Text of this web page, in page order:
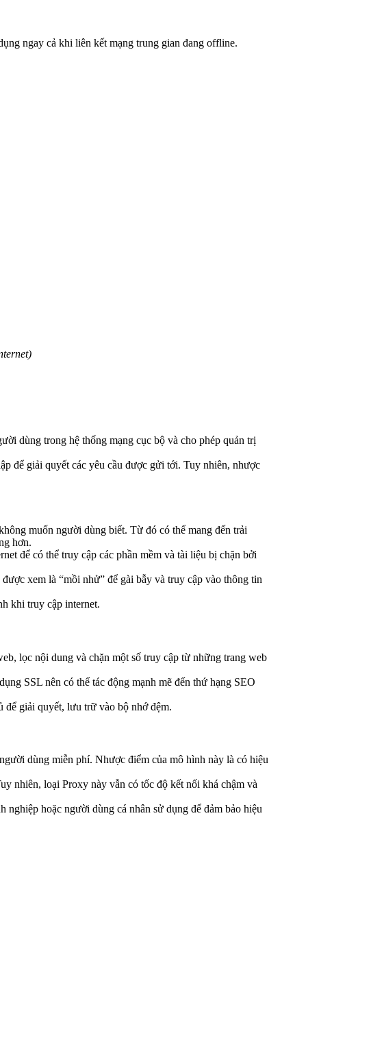
ngay cả khi liên kết mạng trung gian đang offline.
dùng trong hệ thống mạng cục bộ và cho phép quản trị
để giải quyết các yêu cầu được gửi tới. Tuy nhiên, nhược
muốn người dùng biết. Từ đó có thể mang đến trải
hơn.
để có thể truy cập các phần mềm và tài liệu bị chặn bởi
xem là “mồi nhử” để gài bẫy và truy cập vào thông tin
khi truy cập internet.
lọc nội dung và chặn một số truy cập từ những trang web
SSL nên có thể tác động mạnh mẽ đến thứ hạng SEO
để giải quyết, lưu trữ vào bộ nhớ đệm.
dùng miễn phí. Nhược điểm của mô hình này là có hiệu
nhiên, loại Proxy này vẫn có tốc độ kết nối khá chậm và
hoặc người dùng cá nhân sử dụng để đảm bảo hiệu